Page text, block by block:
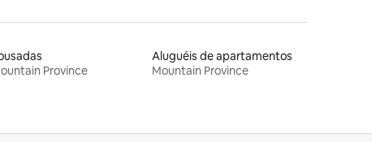
Province
Aluguéis de apartamentos
Mountain Province